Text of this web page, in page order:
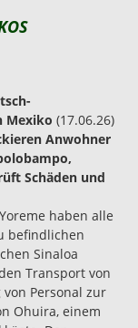
Mexiko (17.06.26)
Anwohner
Schäden und
haben alle
befindlichen
Sinaloa
Transport von
Personal zur
Ohuira, einem